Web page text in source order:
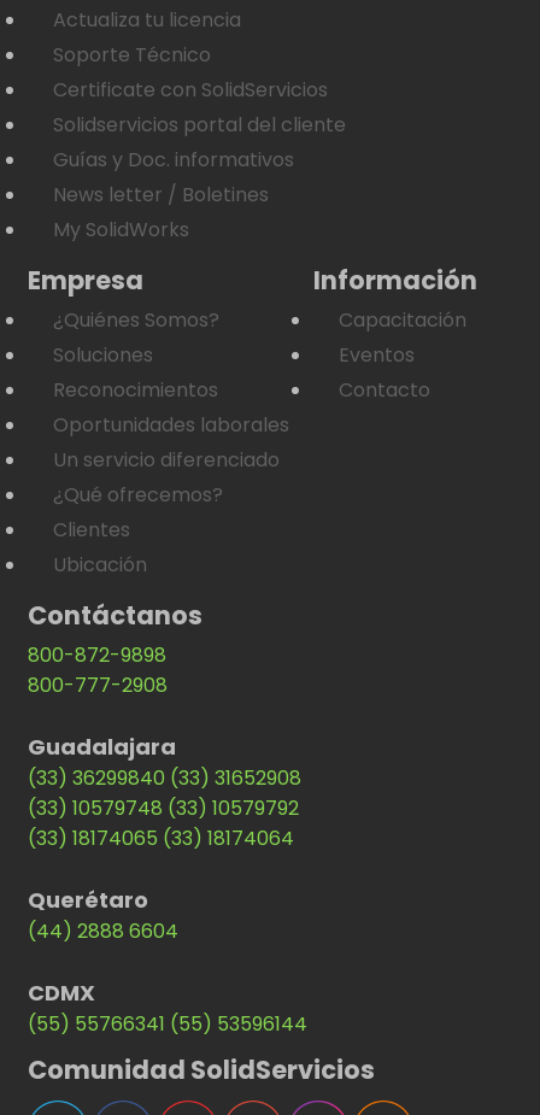
Actualiza tu licencia
Soporte Técnico
Certificate con SolidServicios
Solidservicios portal del cliente
Guías y Doc. informativos
News letter / Boletines
My SolidWorks
Empresa
¿Quiénes Somos?
Soluciones
Reconocimientos
Oportunidades laborales
Un servicio diferenciado
¿Qué ofrecemos?
Clientes
Ubicación
Información
Capacitación
Eventos
Contacto
Contáctanos
800-872-9898
800-777-2908
Guadalajara
(33) 36299840 (33) 31652908
(33) 10579748 (33) 10579792
(33) 18174065 (33) 18174064
Querétaro
(44) 2888 6604
CDMX
(55) 55766341 (55) 53596144
Comunidad SolidServicios